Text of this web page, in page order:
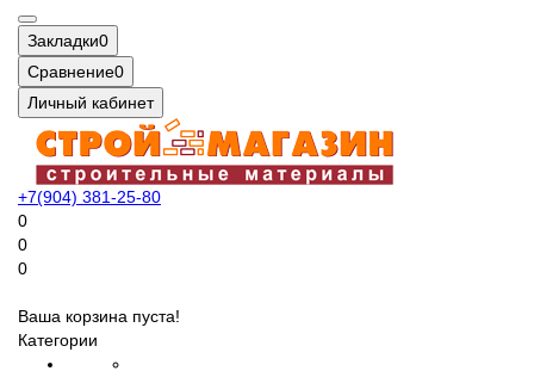
Закладки0
Сравнение0
Личный кабинет
+7(904) 381-25-80
0
0
0
Ваша корзина пуста!
Категории